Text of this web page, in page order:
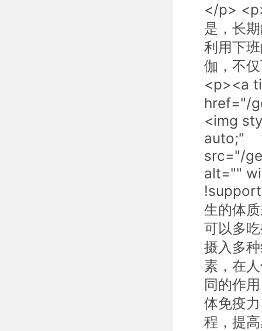
</p>
是，长
利用下
伽，不
<p><a
href="/
<img
auto;"
src="/
alt=""
生的体
可以多
摄入多
素，在
同的作
体免疫
程，提